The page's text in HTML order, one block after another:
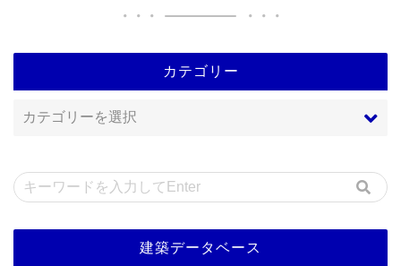
カテゴリー
建築データベース